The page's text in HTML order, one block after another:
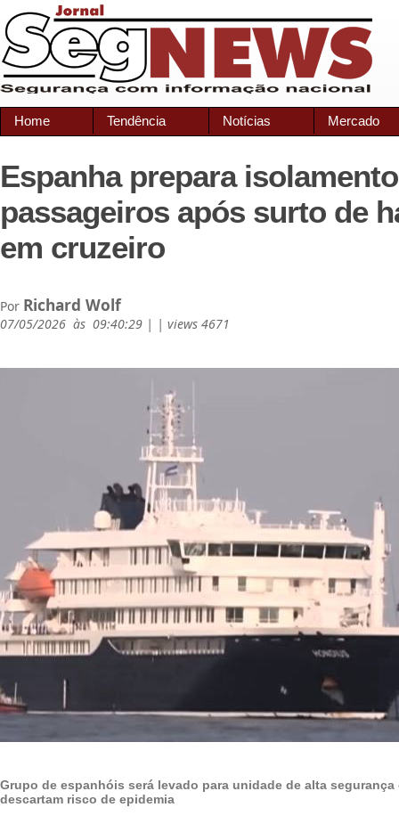
Home Tendência Notícias Mercado
Espanha prepara
passageiros após surto de
em cruzeiro
Por Richard Wolf
07/05/2026 às 09:40:29 | | views 4671
Grupo de espanhóis será levado para unidade de alta
descartam risco de epidemia